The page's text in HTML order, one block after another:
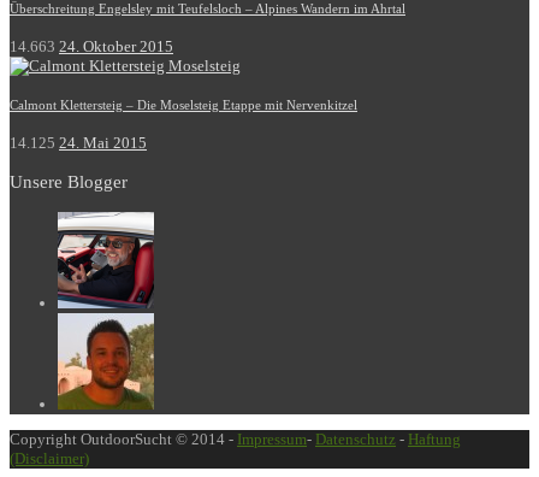
Überschreitung Engelsley mit Teufelsloch – Alpines Wandern im Ahrtal
14.663 24. Oktober 2015
Calmont Klettersteig – Die Moselsteig Etappe mit Nervenkitzel
14.125 24. Mai 2015
Unsere Blogger
Copyright OutdoorSucht © 2014 - Impressum- Datenschutz - Haftung
(Disclaimer)